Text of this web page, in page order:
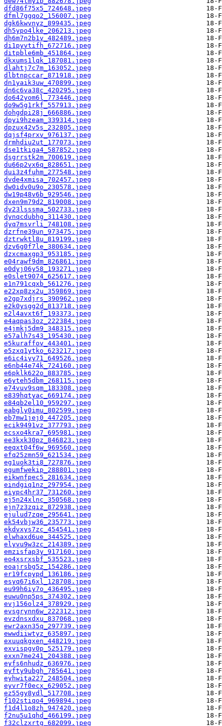
dfd86f75x5_724648.jpeg
dfml7ggqo2_156007.jpeg
dgk6kwvnyz_899435.jpeg
dh5ypo4lke_206213.jpeg
dh6m7n2b1v_482489.jpeg
di1pyvtifh_672716.jpeg
ditpble6mb_451864.jpeg
dkxums1lqk_187081.jpeg
dlahtj7c7m_163052.jpeg
dlbtnpccar_871918.jpeg
dn1yaik3uw_470899.jpeg
dn6c6va38c_420295.jpeg
do642yom6l_773446.jpeg
do9w5g1rkf_557913.jpeg
dohgdpi28j_666886.jpeg
dpyi9hzeam_339314.jpeg
dpzux42v5s_232805.jpeg
dqjsf4prxv_976137.jpeg
drmhdiu2ut_177073.jpeg
dse1tkiga4_587852.jpeg
dsgrrstk2m_700619.jpeg
du66p2vx6q_828651.jpeg
dui3z4fuhm_277548.jpeg
dvde4xmisa_702457.jpeg
dw0idv0u9o_230578.jpeg
dw19p48v6b_929546.jpeg
dxen9m79d2_819008.jpeg
dy23lsssma_502733.jpeg
dynqcdubhg_311430.jpeg
dyq7msvrli_748108.jpeg
dzrfne39un_973475.jpeg
dztrwktl8u_819199.jpeg
dzv6g0f7le_380634.jpeg
dzxcmaxgp3_953185.jpeg
e04rawf9dm_826861.jpeg
e0dyj06y58_193271.jpeg
e0slet9074_625617.jpeg
e1n791cqxb_561276.jpeg
e22xp8zx2u_359869.jpeg
e2gp7xdjrs_390962.jpeg
e2k0ysgg2d_813718.jpeg
e2l4avxt6f_193373.jpeg
e4aqpas3oz_222384.jpeg
e4jmkj5dm9_348315.jpeg
e57alh7s43_195430.jpeg
e5kuraffov_443401.jpeg
e5zxq1ytko_623217.jpeg
e6ic4iyy71_649526.jpeg
e6nb44e74k_724160.jpeg
e6pklk622o_883785.jpeg
e6yteh5dbm_268115.jpeg
e74vuv9sqm_183308.jpeg
e839hqtyac_669174.jpeg
e84qb2el10_959297.jpeg
eabgly0imu_802599.jpeg
eb7mw1jej0_447205.jpeg
ecik9491vz_377793.jpeg
ecsxo4kra7_695981.jpeg
ee3kxk30pz_846823.jpeg
eeqxt04f6w_969560.jpeg
efq25zmn59_621534.jpeg
eg1uok3ti8_727876.jpeg
egumfwekip_288801.jpeg
eikwnfpec5_281634.jpeg
eindgiq1nz_297954.jpeg
eiypc4hr37_731260.jpeg
ej5n24xlnc_350568.jpeg
ejn7z3zqiz_872938.jpeg
ejulud7zqe_295641.jpeg
ek54vbjw36_235773.jpeg
ekdvxys7zc_454541.jpeg
elwhaxd6ue_344525.jpeg
elyvu9w3zc_214389.jpeg
emzisfap3y_917160.jpeg
eo4xsrxsbf_535523.jpeg
eoajrsbg5z_154286.jpeg
er19fcpypd_136186.jpeg
esyq67i6xl_128708.jpeg
eu99h6iy7o_436495.jpeg
euwu0np5ps_374302.jpeg
evj156olz4_378929.jpeg
evsgrynn6w_222312.jpeg
evzdnsxdxu_837068.jpeg
ewr2axn35q_297739.jpeg
ewwdiiwtyz_635897.jpeg
exuuqkgxen_448219.jpeg
exvispgv0p_525179.jpeg
exxn7me241_204388.jpeg
eyfs6nhudz_636976.jpeg
eyfty9ubgh_785641.jpeg
eyhwita227_248504.jpeg
eyvr7f0ecx_629052.jpeg
ez55gy8ydl_517708.jpeg
f102stiqo4_969894.jpeg
f1d4l1o8zh_947420.jpeg
f2nu5u1qhd_466199.jpeg
f32clzxrtg_682099.jpeg